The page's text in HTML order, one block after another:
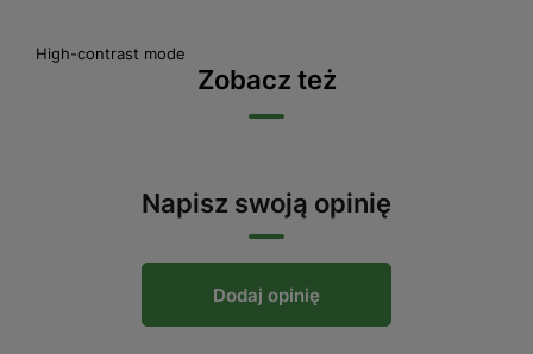
High-contrast mode
Zobacz też
Napisz swoją opinię
Dodaj opinię